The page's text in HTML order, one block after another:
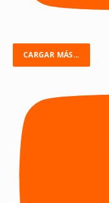
CARGAR MÁS...